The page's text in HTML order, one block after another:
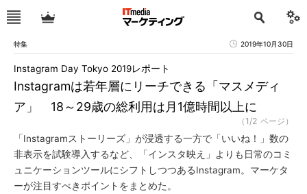
特集 2019年10月30日
Instagramは若年層にリーチできる「マスメディ
ア」 18～29歳の総利用は月1億時間以上に
Instagram Day Tokyo 2019レポート
（1/2 ページ）
「Instagramストーリーズ」が浸透する一方で「いいね！」数の
非表示を試験導入するなど、「インスタ映え」よりも日常のコミ
ュニケーションツールにシフトしつつあるInstagram。マーケタ
ーが注目すべきポイントをまとめた。